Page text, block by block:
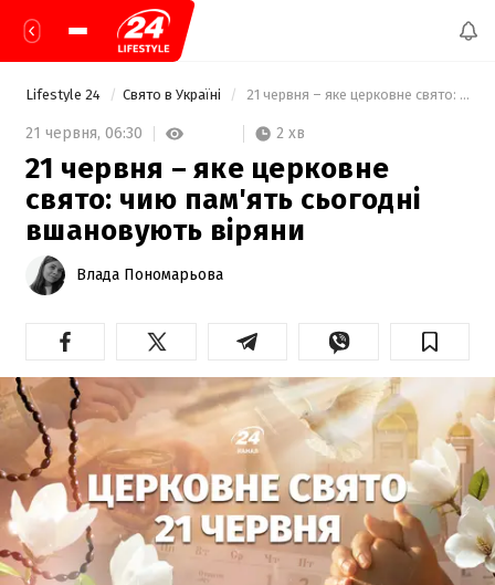
Lifestyle 24 Свято в Україні 21 червня – яке церковне свято: чию пам'ять сьогодні вшановують віряни
21 червня, 06:30 2 хв
21 червня – яке церковне
свято: чию пам'ять сьогодні
вшановують віряни
Влада Пономарьова